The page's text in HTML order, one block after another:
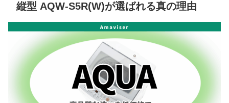
縦型 AQW-S5R(W)が選ばれる真の理由